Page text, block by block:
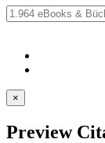
×
Preview